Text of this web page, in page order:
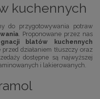
kuchennych
do przygotowywania potraw
. Proponowane przez nas
blatów kuchennych
działaniem tłuszczy oraz
dostępne są najwyższej
i lakierowanych.